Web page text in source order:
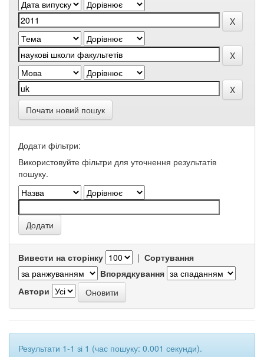
Почати новий пошук
Додати фільтри:
Використовуйте фільтри для уточнення результатів
пошуку.
Вивести на сторінку | Сортування
Впорядкування
Автори
Результати 1-1 зі 1 (час пошуку: 0.001 секунди).